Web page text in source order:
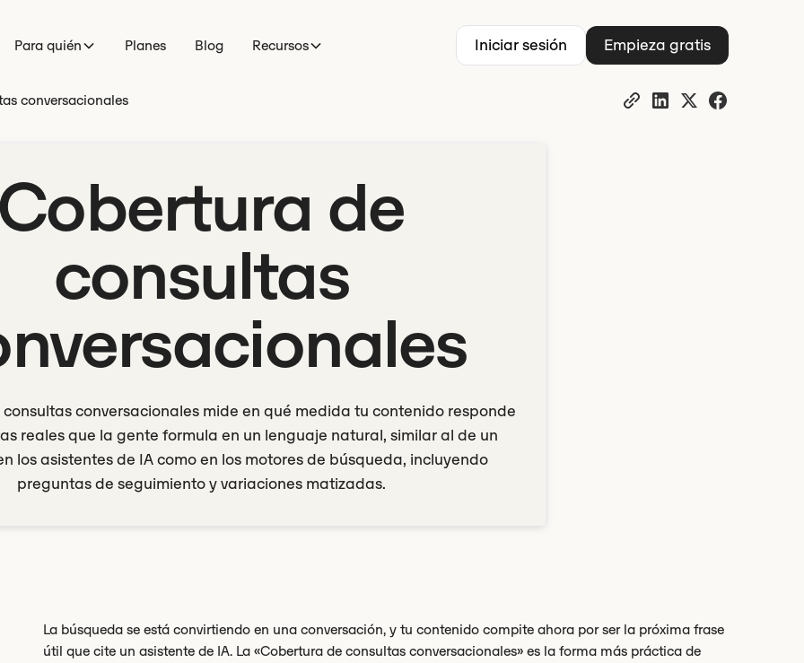
Para quién Planes Blog Recursos Iniciar sesión Empieza gratis
conversacionales
Cobertura de
consultas
conversacionales mide en qué medida tu contenido responde
reales que la gente formula en un lenguaje natural, similar al de un
los asistentes de IA como en los motores de búsqueda, incluyendo
preguntas de seguimiento y variaciones matizadas.
La búsqueda se está convirtiendo en una conversación, y tu contenido compite ahora por ser la próxima frase
útil que cite un asistente de IA. La «Cobertura de consultas conversacionales» es la forma más práctica de